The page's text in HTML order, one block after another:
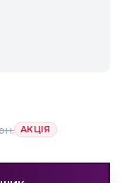
АКЦІЯ